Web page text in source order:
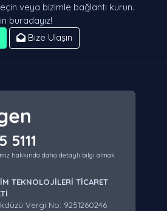
veya bizimle bağlantı kurun.
buradayız!
Bize Ulaşın
5111
hakkında daha detaylı bilgi almak
TEKNOLOJİLERİ TİCARET
Vergi No: 9251260246